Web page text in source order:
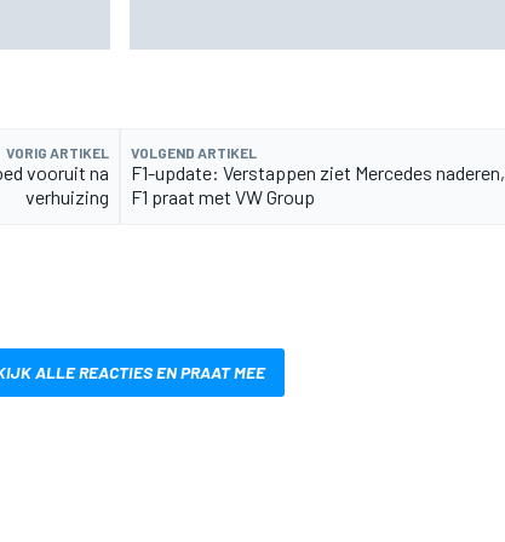
VORIG ARTIKEL
vooruit na
verhuizing
VOLGEND ARTIKEL
F1-update: Verstappen ziet Mercedes naderen,
F1 praat met VW Group
ALLE REACTIES EN PRAAT MEE